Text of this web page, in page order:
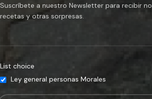
Suscríbete a nuestro Newsletter para recibir
recetas y otras sorpresas.
List choice
Ley general personas Morales